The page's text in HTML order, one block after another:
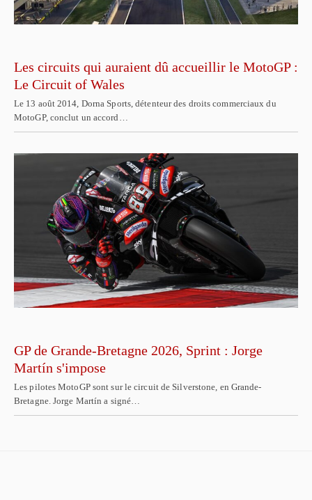
Les circuits qui auraient dû accueillir le MotoGP :
Le Circuit of Wales
Le 13 août 2014, Dorna Sports, détenteur des droits commerciaux du
MotoGP, conclut un accord…
GP de Grande-Bretagne 2026, Sprint : Jorge
Martín s'impose
Les pilotes MotoGP sont sur le circuit de Silverstone, en Grande-
Bretagne. Jorge Martín a signé…